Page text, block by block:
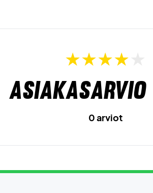
Asiakasarvio
0 arviot